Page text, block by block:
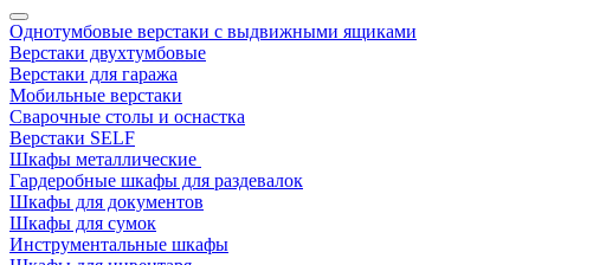
Однотумбовые верстаки с выдвижными ящиками
Верстаки двухтумбовые
Верстаки для гаража
Мобильные верстаки
Сварочные столы и оснастка
Верстаки SELF
Шкафы металлические
Гардеробные шкафы для раздевалок
Шкафы для документов
Шкафы для сумок
Инструментальные шкафы